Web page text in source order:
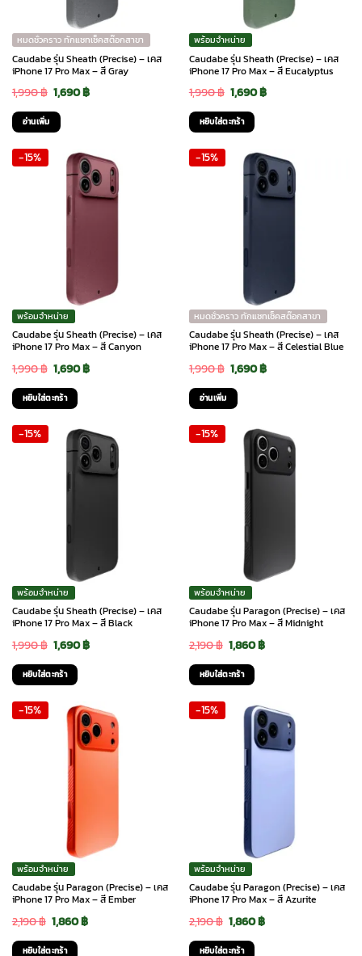
chosen
on
the
product
chosen
on
the
product
หมดชั่วคราว ทักแชทเช็คสต๊อกสาขา
Caudabe รุ่น Sheath (Precise) – เคส
iPhone 17 Pro Max – สี Gray
1,990฿ Original
price
was:
1,990 ฿.
1,690฿Current
1,690 ฿.
อ่านเพิ่ม
พร้อมจำหน่าย
Caudabe รุ่น Sheath (Precise) – เคส
iPhone 17 Pro Max – สี Eucalyptus
1,990฿ Original
price
was:
1,990 ฿.
1,690฿Current
1,690 ฿.
หยิบใส่ตะกร้า
-15%
พร้อมจำหน่าย
Caudabe รุ่น Sheath (Precise) – เคส
iPhone 17 Pro Max – สี Canyon
1,990฿ Original
price
was:
1,990 ฿.
1,690฿Current
1,690 ฿.
หยิบใส่ตะกร้า
-15%
หมดชั่วคราว ทักแชทเช็คสต๊อกสาขา
Caudabe รุ่น Sheath (Precise) – เคส
iPhone 17 Pro Max – สี Celestial Blue
1,990฿ Original
price
was:
1,990 ฿.
1,690฿Current
1,690 ฿.
อ่านเพิ่ม
-15%
พร้อมจำหน่าย
Caudabe รุ่น Sheath (Precise) – เคส
iPhone 17 Pro Max – สี Black
1,990฿ Original
price
was:
1,990 ฿.
1,690฿Current
1,690 ฿.
หยิบใส่ตะกร้า
-15%
พร้อมจำหน่าย
Caudabe รุ่น Paragon (Precise) – เคส
iPhone 17 Pro Max – สี Midnight
2,190฿ Original
price
was:
2,190 ฿.
1,860฿Current
1,860 ฿.
หยิบใส่ตะกร้า
-15%
พร้อมจำหน่าย
Caudabe รุ่น Paragon (Precise) – เคส
iPhone 17 Pro Max – สี Ember
2,190฿ Original
price
1,860฿Current
หยิบใส่ตะกร้า
-15%
พร้อมจำหน่าย
Caudabe รุ่น Paragon (Precise) – เคส
iPhone 17 Pro Max – สี Azurite
2,190฿ Original
price
1,860฿Current
หยิบใส่ตะกร้า